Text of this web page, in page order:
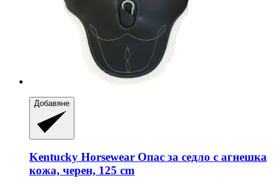
Добавяне
Kentucky Horsewear Опас за седло с агнешка
кожа, черен, 125 cm